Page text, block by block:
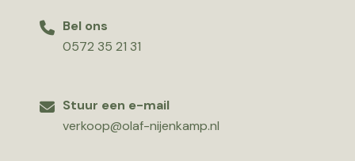
Bel ons
0572 35 21 31
Stuur een e-mail
verkoop@olaf-nijenkamp.nl